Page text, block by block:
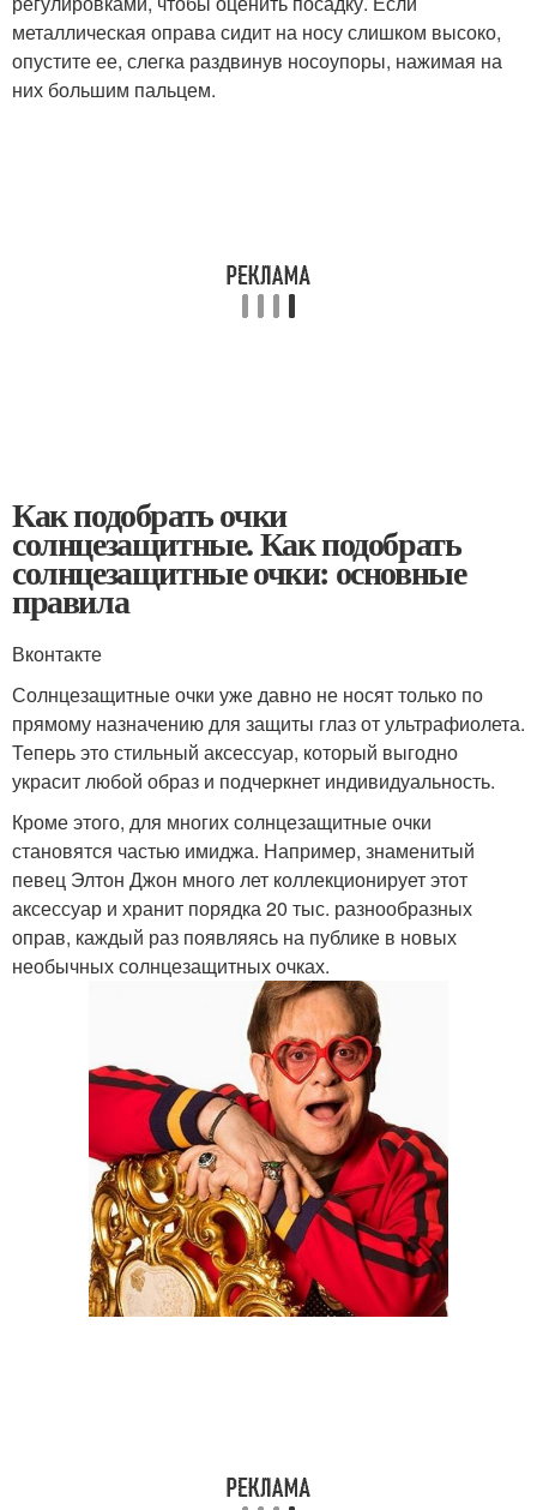
металлическая оправа сидит на носу слишком высоко,
опустите ее, слегка раздвинув носоупоры, нажимая на
них большим пальцем.
Как подобрать очки
солнцезащитные. Как подобрать
солнцезащитные очки: основные
правила
Вконтакте
Солнцезащитные очки уже давно не носят только по
прямому назначению для защиты глаз от ультрафиолета.
Теперь это стильный аксессуар, который выгодно
украсит любой образ и подчеркнет индивидуальность.
Кроме этого, для многих солнцезащитные очки
становятся частью имиджа. Например, знаменитый
певец Элтон Джон много лет коллекционирует этот
аксессуар и хранит порядка 20 тыс. разнообразных
оправ, каждый раз появляясь на публике в новых
необычных солнцезащитных очках.